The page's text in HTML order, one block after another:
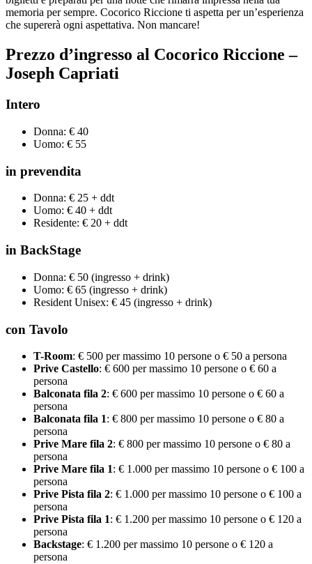
memoria per sempre. Cocorico Riccione ti aspetta per un’esperienza
che supererà ogni aspettativa. Non mancare!
Prezzo d’ingresso al Cocorico Riccione–
Joseph Capriati
Intero
Donna: € 40
Uomo: € 55
in prevendita
Donna: € 25 + ddt
Uomo: € 40 + ddt
Residente: € 20 + ddt
in BackStage
Donna: € 50 (ingresso + drink)
Uomo: € 65 (ingresso + drink)
Resident Unisex: € 45 (ingresso + drink)
con Tavolo
T-Room: € 500 per massimo 10 persone o € 50 a persona
Prive Castello: € 600 per massimo 10 persone o € 60 a
persona
Balconata fila 2: € 600 per massimo 10 persone o € 60 a
persona
Balconata fila 1: € 800 per massimo 10 persone o € 80 a
persona
Prive Mare fila 2: € 800 per massimo 10 persone o € 80 a
persona
Prive Mare fila 1: € 1.000 per massimo 10 persone o € 100 a
persona
Prive Pista fila 2: € 1.000 per massimo 10 persone o € 100 a
persona
Prive Pista fila 1: € 1.200 per massimo 10 persone o € 120 a
persona
Backstage: € 1.200 per massimo 10 persone o € 120 a
persona